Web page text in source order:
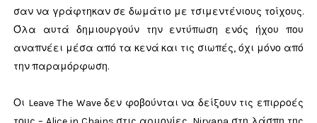
σαν να γράφτηκαν σε δωμάτιο με τσιμεντένιους τοίχους.
Όλα αυτά δημιουργούν την εντύπωση ενός ήχου που
αναπνέει μέσα από τα κενά και τις σιωπές, όχι μόνο από
την παραμόρφωση.
Οι Leave The Wave δεν φοβούνται να δείξουν τις επιρροές